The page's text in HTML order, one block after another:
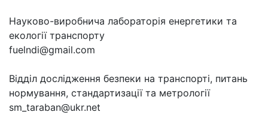
Науково-виробнича лабораторія енергетики та
екології транспорту
fuelndi@gmail.com
Відділ дослідження безпеки на транспорті, питань
нормування, стандартизації та метрології
sm_taraban@ukr.net